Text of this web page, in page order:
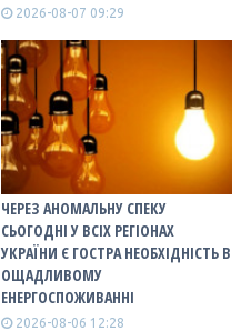
2026-08-07 09:29
ЧЕРЕЗ АНОМАЛЬНУ СПЕКУ
СЬОГОДНІ У ВСІХ РЕГІОНАХ
УКРАЇНИ Є ГОСТРА НЕОБХІДНІСТЬ В
ОЩАДЛИВОМУ
ЕНЕРГОСПОЖИВАННІ
2026-08-06 12:28